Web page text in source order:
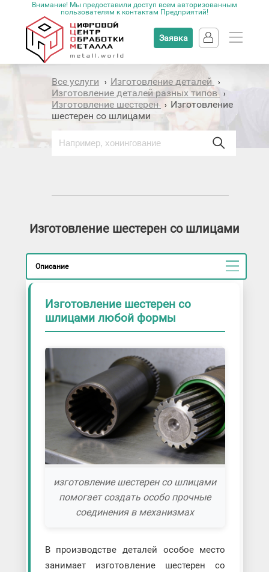
Внимание! Мы предоставили доступ всем авторизованным
пользователям к контактам Предприятий!
Заявка
Все услуги › Изготовление деталей ›
Изготовление деталей разных типов ›
Изготовление шестерен › Изготовление
шестерен со шлицами
Изготовление шестерен со шлицами
Описание
Изготовление шестерен со
шлицами любой формы
изготовление шестерен со шлицами
помогает создать особо прочные
соединения в механизмах
В производстве деталей особое место
занимает изготовление шестерен со